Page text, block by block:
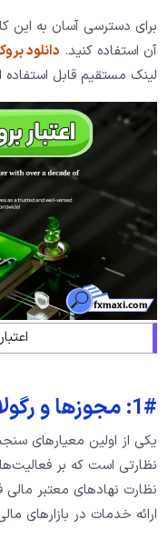
برای دسترسی آسان به این
آن استفاده کنید. دانلود
لینک مستقیم قابل
1#: مجوزها و رگولاتوری
یکی از اولین معیارهای
نظارت نهادهای معتبر
ارائه خدمات در بازارهای